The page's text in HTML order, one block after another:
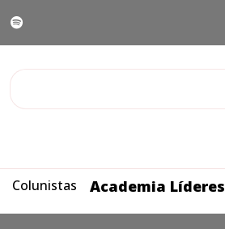
Colunistas Academia Líderes